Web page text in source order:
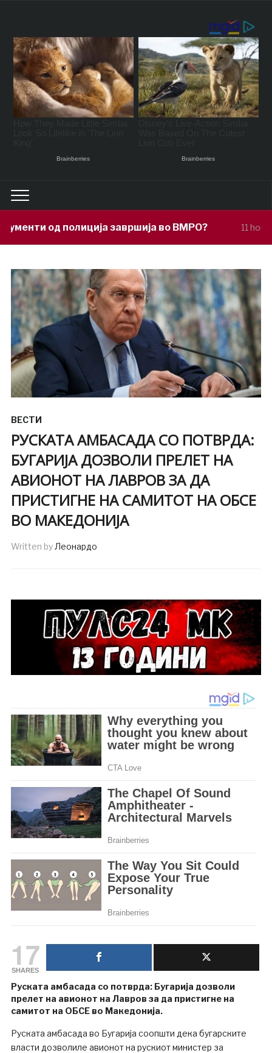
завршија во ВМРО? 11 hours ago Под
ВЕСТИ
РУСКАТА АМБАСАДА СО ПОТВРДА:
БУГАРИЈА ДОЗВОЛИ ПРЕЛЕТ НА
АВИОНОТ НА ЛАВРОВ ЗА ДА
ПРИСТИГНЕ НА САМИТОТ НА ОБСЕ
ВО МАКЕДОНИЈА
Written byЛеонардо
17
SHARES
Руската амбасада со потврда: Бугарија дозволи
прелет на авионот на Лавров за да пристигне на
самитот на ОБСЕ во Македонија.
Руската амбасада во Бугарија соопшти дека бугарските
власти дозволиле авионот на рускиот министер за